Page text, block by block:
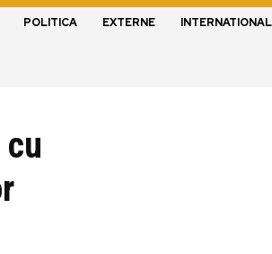
POLITICA EXTERNE INTERNATIONAL